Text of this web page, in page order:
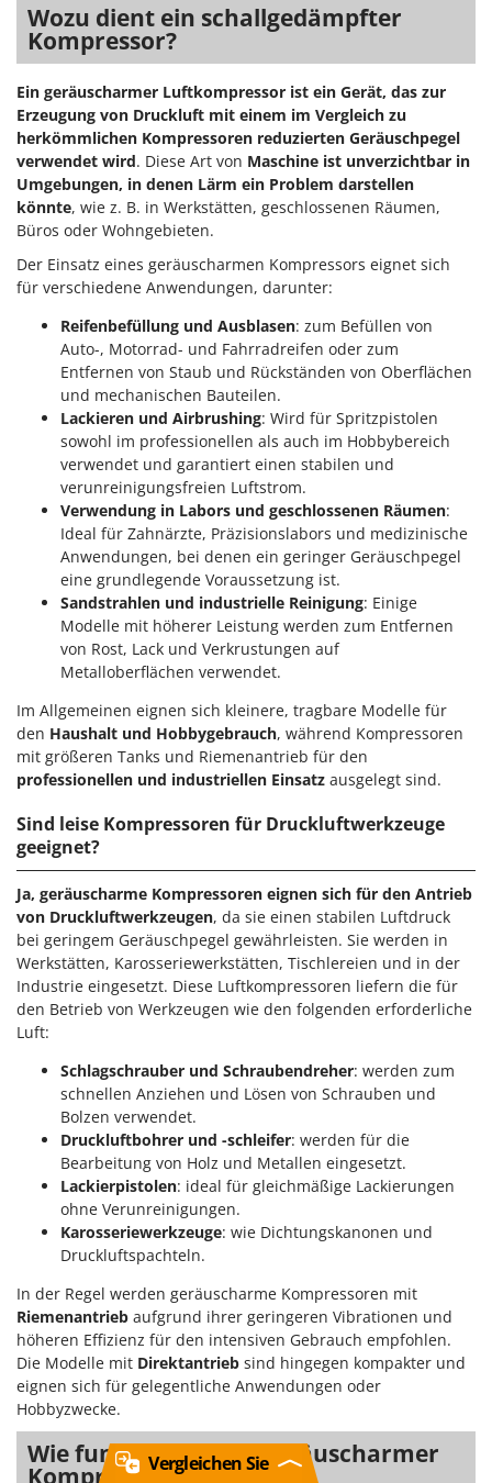
Wozu dient ein schallgedämpfter
Kompressor?
Ein geräuscharmer Luftkompressor ist ein Gerät, das zur
Erzeugung von Druckluft mit einem im Vergleich zu
herkömmlichen Kompressoren reduzierten Geräuschpegel
verwendet wird. Diese Art von Maschine ist unverzichtbar in
Umgebungen, in denen Lärm ein Problem darstellen
könnte, wie z. B. in Werkstätten, geschlossenen Räumen,
Büros oder Wohngebieten.
Der Einsatz eines geräuscharmen Kompressors eignet sich
für verschiedene Anwendungen, darunter:
Reifenbefüllung und Ausblasen: zum Befüllen von
Auto-, Motorrad- und Fahrradreifen oder zum
Entfernen von Staub und Rückständen von Oberflächen
und mechanischen Bauteilen.
Lackieren und Airbrushing: Wird für Spritzpistolen
sowohl im professionellen als auch im Hobbybereich
verwendet und garantiert einen stabilen und
verunreinigungsfreien Luftstrom.
Verwendung in Labors und geschlossenen Räumen:
Ideal für Zahnärzte, Präzisionslabors und medizinische
Anwendungen, bei denen ein geringer Geräuschpegel
eine grundlegende Voraussetzung ist.
Sandstrahlen und industrielle Reinigung: Einige
Modelle mit höherer Leistung werden zum Entfernen
von Rost, Lack und Verkrustungen auf
Metalloberflächen verwendet.
Im Allgemeinen eignen sich kleinere, tragbare Modelle für
den Haushalt und Hobbygebrauch, während Kompressoren
mit größeren Tanks und Riemenantrieb für den
professionellen und industriellen Einsatz ausgelegt sind.
Sind leise Kompressoren für Druckluftwerkzeuge
geeignet?
Ja, geräuscharme Kompressoren eignen sich für den Antrieb
von Druckluftwerkzeugen, da sie einen stabilen Luftdruck
bei geringem Geräuschpegel gewährleisten. Sie werden in
Werkstätten, Karosseriewerkstätten, Tischlereien und in der
Industrie eingesetzt. Diese Luftkompressoren liefern die für
den Betrieb von Werkzeugen wie den folgenden erforderliche
Luft:
Schlagschrauber und Schraubendreher: werden zum
schnellen Anziehen und Lösen von Schrauben und
Bolzen verwendet.
Druckluftbohrer und -schleifer: werden für die
Bearbeitung von Holz und Metallen eingesetzt.
Lackierpistolen: ideal für gleichmäßige Lackierungen
ohne Verunreinigungen.
Karosseriewerkzeuge: wie Dichtungskanonen und
Druckluftspachteln.
In der Regel werden geräuscharme Kompressoren mit
Riemenantrieb aufgrund ihrer geringeren Vibrationen und
höheren Effizienz für den intensiven Gebrauch empfohlen.
Die Modelle mit Direktantrieb sind hingegen kompakter und
eignen sich für gelegentliche Anwendungen oder
Hobbyzwecke.
Wie funktioniert ein geräuscharmer
Kompressor?Vergleichen Sie